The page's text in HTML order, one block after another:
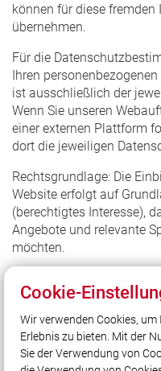
können für diese fremden
übernehmen.
Für die
Ihren
ist ausschließlich der
Wenn Sie unseren
einer externen Plattform
dort die jeweiligen
Rechtsgrundlage: Die
Website erfolgt auf
(berechtigtes Interesse),
Angebote und relevante
möchten.
Unser Leitsatz
Unsere Freizeit für Ihre
Cookie-
Wir verwenden Cookies,
Erlebnis zu bieten. Mit der
Sie der Verwendung von